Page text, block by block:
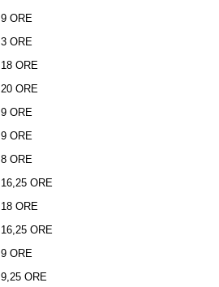
9 ORE
3 ORE
18 ORE
20 ORE
9 ORE
9 ORE
8 ORE
16,25 ORE
18 ORE
16,25 ORE
9 ORE
9,25 ORE